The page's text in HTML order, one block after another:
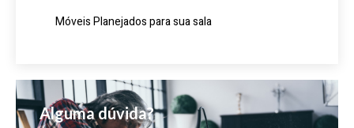
Móveis Planejados para sua sala
Alguma dúvida?